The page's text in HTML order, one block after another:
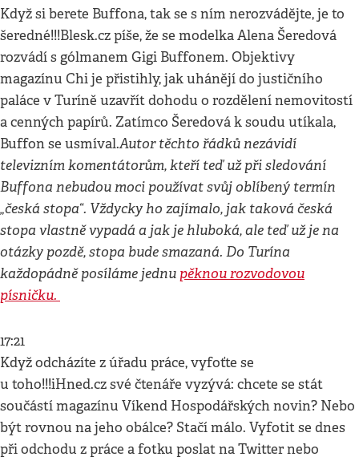
Když si berete Buffona, tak se s ním nerozvádějte, je to
šeredné!!!Blesk.cz píše, že se modelka Alena Šeredová
rozvádí s gólmanem Gigi Buffonem. Objektivy
magazínu Chi je přistihly, jak uhánějí do justičního
paláce v Turíně uzavřít dohodu o rozdělení nemovitostí
a cenných papírů. Zatímco Šeredová k soudu utíkala,
Buffon se usmíval.Autor těchto řádků nezávidí
televizním komentátorům, kteří teď už při sledování
Buffona nebudou moci používat svůj oblíbený termín
„česká stopa“. Vždycky ho zajímalo, jak taková česká
stopa vlastně vypadá a jak je hluboká, ale teď už je na
otázky pozdě, stopa bude smazaná. Do Turína
každopádně posíláme jednu pěknou rozvodovou
písničku.
17:21
Když odcházíte z úřadu práce, vyfoťte se
u toho!!!iHned.cz své čtenáře vyzývá: chcete se stát
součástí magazínu Víkend Hospodářských novin? Nebo
být rovnou na jeho obálce? Stačí málo. Vyfotit se dnes
při odchodu z práce a fotku poslat na Twitter nebo